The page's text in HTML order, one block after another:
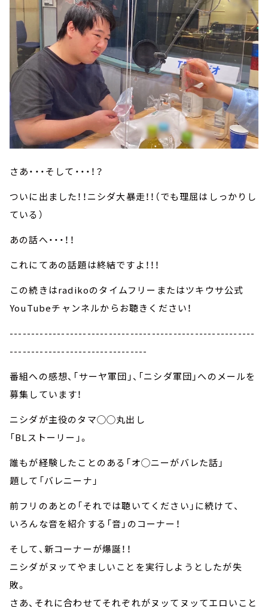
さあ・・・そして・・・！？
ついに出ました！！ニシダ大暴走！！（でも理屈はしっかりし
ている）
あの話へ・・・！！
これにてあの話題は終結ですよ！！！
この続きはradikoのタイムフリーまたはツキウサ公式
YouTubeチャンネルからお聴きください！
---------------------------------------------------------
--------------------------------
番組への感想、「サーヤ軍団」、「ニシダ軍団」へのメールを
募集しています！
ニシダが主役のタマ◯◯丸出し
「BLストーリー」。
誰もが経験したことのある「オ◯ニーがバレた話」
題して「バレニーナ」
前フリのあとの「それでは聴いてください」に続けて、
いろんな音を紹介する「音」のコーナー！
そして、新コーナーが爆誕！！
ニシダがヌッてやましいことを実行しようとしたが失
敗。
さあ、それに合わせてそれぞれがヌッてヌッてエロいこと